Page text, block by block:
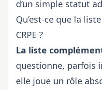
d’un simple statut
Qu’est-ce que la
CRPE ?
La liste
questionne, parfois
elle joue un rôle